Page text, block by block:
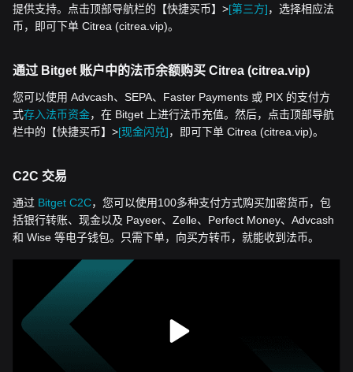
提供支持。点击顶部导航栏的【快捷买币】>[第三方]，选择相应法
币，即可下单 Citrea (citrea.vip)。
通过 Bitget 账户中的法币余额购买 Citrea (citrea.vip)
您可以使用 Advcash、SEPA、Faster Payments 或 PIX 的支付方
式存入法币资金，在 Bitget 上进行法币充值。然后，点击顶部导航
栏中的【快捷买币】>[现金闪兑]，即可下单 Citrea (citrea.vip)。
C2C 交易
通过 Bitget C2C，您可以使用100多种支付方式购买加密货币，包
括银行转账、现金以及 Payeer、Zelle、Perfect Money、Advcash
和 Wise 等电子钱包。只需下单，向买方转币，就能收到法币。